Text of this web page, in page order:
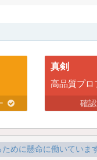
真剣
高品質プロ
確
めに懸命に働いていま